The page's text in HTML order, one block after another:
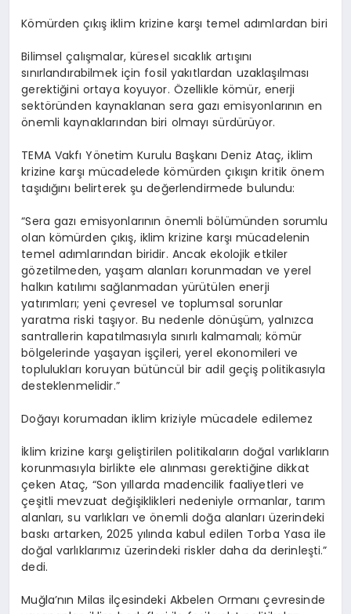
Kömürden çıkış iklim krizine karşı temel adımlardan biri
Bilimsel çalışmalar, küresel sıcaklık artışını
sınırlandırabilmek için fosil yakıtlardan uzaklaşılması
gerektiğini ortaya koyuyor. Özellikle kömür, enerji
sektöründen kaynaklanan sera gazı emisyonlarının en
önemli kaynaklarından biri olmayı sürdürüyor.
TEMA Vakfı Yönetim Kurulu Başkanı Deniz Ataç, iklim
krizine karşı mücadelede kömürden çıkışın kritik önem
taşıdığını belirterek şu değerlendirmede bulundu:
“Sera gazı emisyonlarının önemli bölümünden sorumlu
olan kömürden çıkış, iklim krizine karşı mücadelenin
temel adımlarından biridir. Ancak ekolojik etkiler
gözetilmeden, yaşam alanları korunmadan ve yerel
halkın katılımı sağlanmadan yürütülen enerji
yatırımları; yeni çevresel ve toplumsal sorunlar
yaratma riski taşıyor. Bu nedenle dönüşüm, yalnızca
santrallerin kapatılmasıyla sınırlı kalmamalı; kömür
bölgelerinde yaşayan işçileri, yerel ekonomileri ve
toplulukları koruyan bütüncül bir adil geçiş politikasıyla
desteklenmelidir.”
Doğayı korumadan iklim kriziyle mücadele edilemez
İklim krizine karşı geliştirilen politikaların doğal varlıkların
korunmasıyla birlikte ele alınması gerektiğine dikkat
çeken Ataç, “Son yıllarda madencilik faaliyetleri ve
çeşitli mevzuat değişiklikleri nedeniyle ormanlar, tarım
alanları, su varlıkları ve önemli doğa alanları üzerindeki
baskı artarken, 2025 yılında kabul edilen Torba Yasa ile
doğal varlıklarımız üzerindeki riskler daha da derinleşti.”
dedi.
Muğla’nın Milas ilçesindeki Akbelen Ormanı çevresinde